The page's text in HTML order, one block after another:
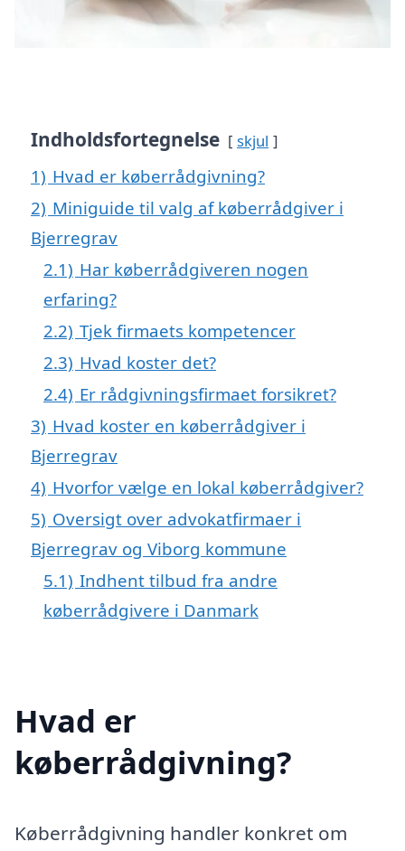
Indholdsfortegnelse skjul
1) Hvad er køberrådgivning?
2) Miniguide til valg af køberrådgiver i
Bjerregrav
2.1) Har køberrådgiveren nogen
erfaring?
2.2) Tjek firmaets kompetencer
2.3) Hvad koster det?
2.4) Er rådgivningsfirmaet forsikret?
3) Hvad koster en køberrådgiver i
Bjerregrav
4) Hvorfor vælge en lokal køberrådgiver?
5) Oversigt over advokatfirmaer i
Bjerregrav og Viborg kommune
5.1) Indhent tilbud fra andre
køberrådgivere i Danmark
Hvad er
køberrådgivning?
Køberrådgivning handler konkret om